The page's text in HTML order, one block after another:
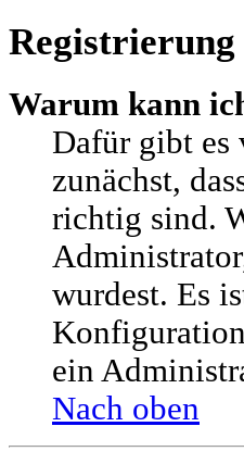
Registrierung
Warum kann
Dafür gibt es
zunächst,
richtig sind.
wurdest. Es
ein
Nach oben